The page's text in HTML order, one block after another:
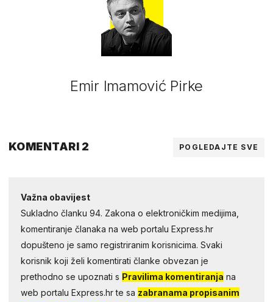
Emir Imamović Pirke
KOMENTARI 2 POGLEDAJTE SVE
Važna obavijest
Sukladno članku 94. Zakona o elektroničkim medijima,
komentiranje članaka na web portalu Express.hr
dopušteno je samo registriranim korisnicima. Svaki
korisnik koji želi komentirati članke obvezan je
prethodno se upoznati s Pravilima komentiranja na
web portalu Express.hr te sa zabranama propisanim